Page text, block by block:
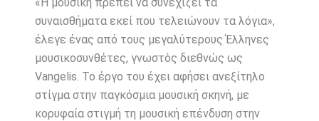
συναισθήματα εκεί που τελειώνουν τα λόγια»,
έλεγε ένας από τους μεγαλύτερους Έλληνες
μουσικοσυνθέτες, γνωστός διεθνώς ως
Vangelis. Το έργο του έχει αφήσει ανεξίτηλο
στίγμα στην παγκόσμια μουσική σκηνή, με
κορυφαία στιγμή τη μουσική επένδυση στην